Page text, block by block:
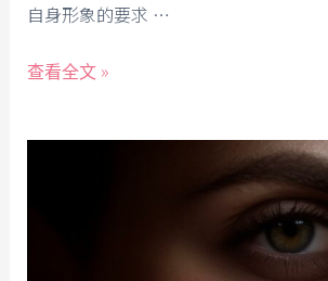
自身形象的要求 …
查看全文 »